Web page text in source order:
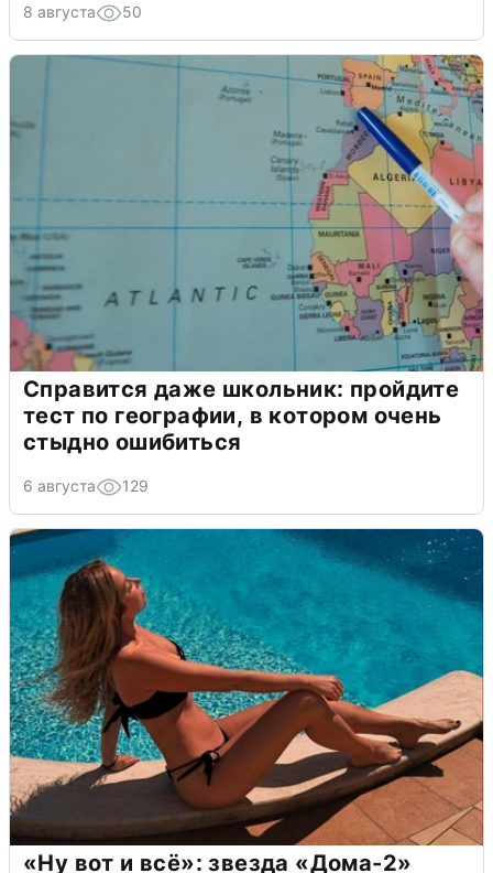
8 августа 50
Справится даже школьник: пройдите
тест по географии, в котором очень
стыдно ошибиться
6 августа 129
«Ну вот и всё»: звезда «Дома-2»